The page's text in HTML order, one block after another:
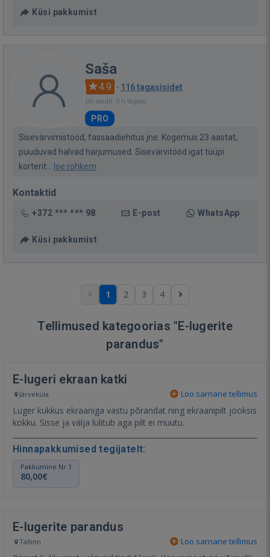
Küsi pakkumist
Saša
4.9 · 116 tagasisidet
Oli saidil: 9 h tagasi
PRO
Sisevärvimistööd, fassaadiehitus jne. Kogemus 23 aastat,
puuduvad halvad harjumused. Sisevärvitööd igat tüüpi
korterit...
loe rohkem
Kontaktid
+372 *** *** 98 E-post WhatsApp
Küsi pakkumist
1 2 3 4
Tellimused kategoorias "E-lugerite
parandus"
E-lugeri ekraan katki
Järveküla Loo sarnane tellimus
Luger kukkus ekraaniga vastu põrandat ning ekraanipilt jooksis
kokku. Sisse ja välja lülitub aga pilt ei muutu.
Hinnapakkumised tegijatelt:
Pakkumine Nr 1
80,00€
E-lugerite parandus
Tallinn Loo sarnane tellimus